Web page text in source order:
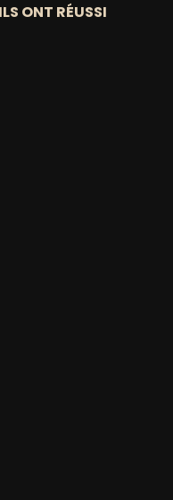
ILS ONT RÉUSSI